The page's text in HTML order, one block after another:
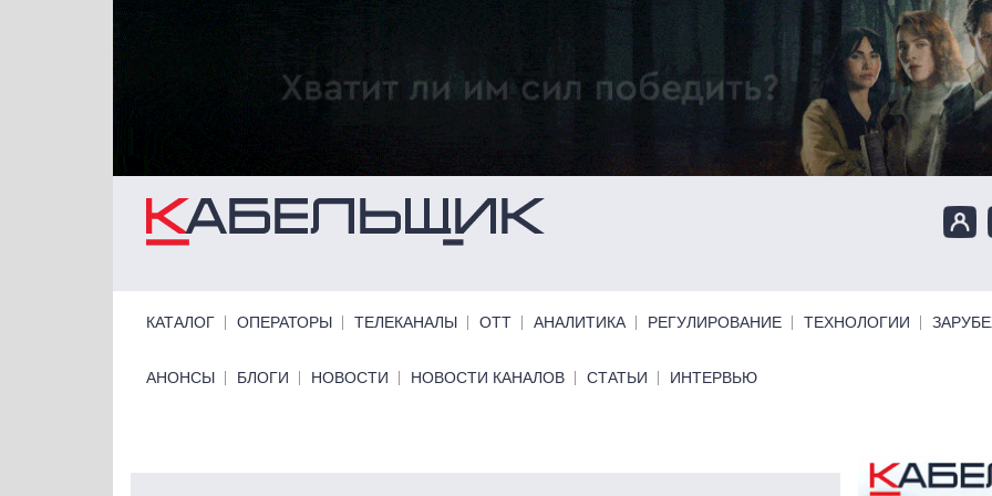
КАТАЛОГ ОПЕРАТОРЫ ТЕЛЕКАНАЛЫ ОТТ АНАЛИТИКА РЕГУЛИРОВАНИЕ ТЕХНОЛОГИИ
Primary links bottom
АНОНСЫ БЛОГИ НОВОСТИ НОВОСТИ КАНАЛОВ СТАТЬИ ИНТЕРВЬЮ